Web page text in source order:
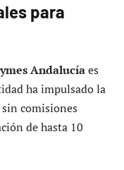
para
Andalucíaes
ha impulsado la
comisiones
de hasta 10